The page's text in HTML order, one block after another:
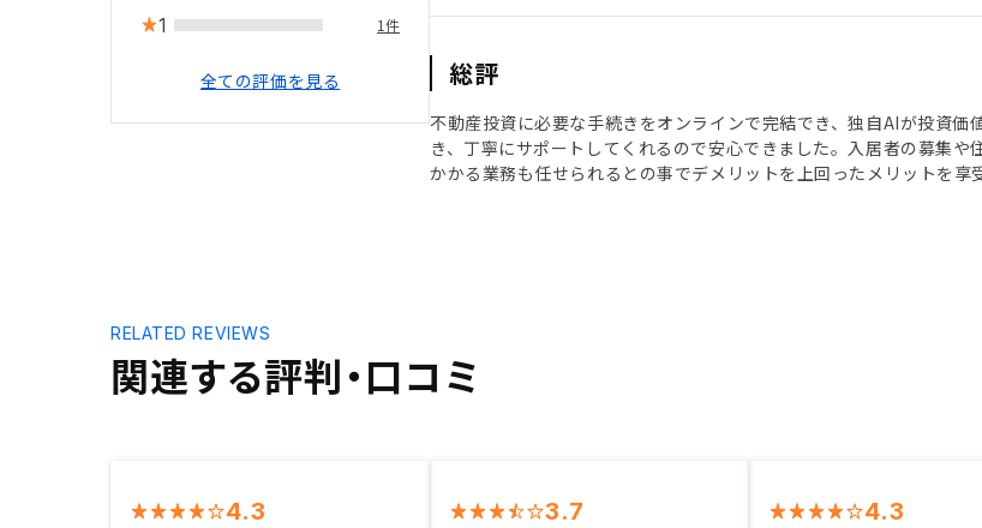
1 1件
全ての評価を見る 総評
不動産投資に必要な手続きをオンラインで完結でき、独自AIが投資
き、丁寧にサポートしてくれるので安心 できました。入居者の募集
かかる業務も任せられる との事でデメリットを上回ったメリットを享
関連する評判・口コミ
RELATED REVIEWS
4.3 3.7 4.3